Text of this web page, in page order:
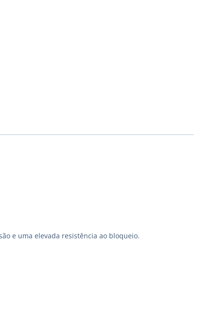
e uma elevada resistência ao bloqueio.